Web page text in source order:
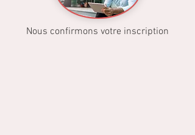
Nous confirmons votre inscription